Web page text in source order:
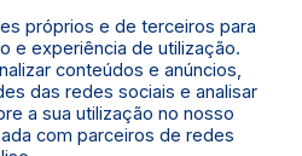
os Direitos Reservados.
próprios e de terceiros para
e experiência de utilização.
conteúdos e anúncios,
das redes sociais e analisar
a sua utilização no nosso
com parceiros de redes